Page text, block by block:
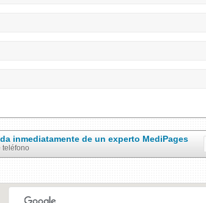
inmediatamente de un experto MediPages
teléfono